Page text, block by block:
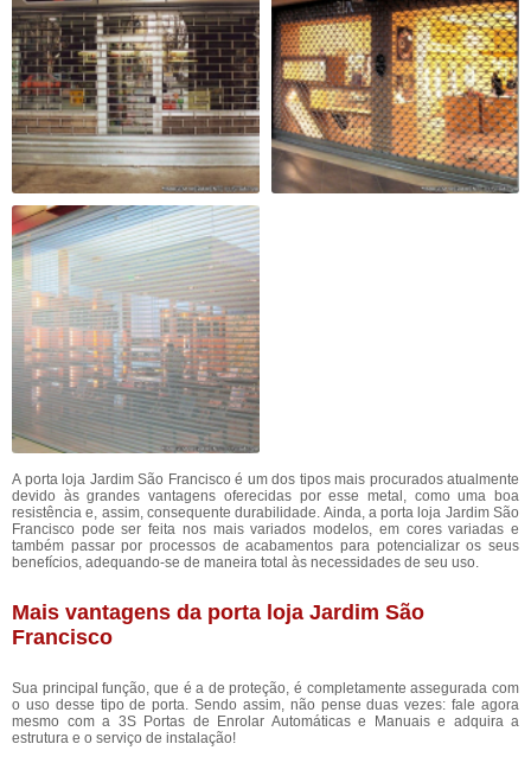
A porta loja Jardim São Francisco é um dos tipos mais procurados atualmente
devido às grandes vantagens oferecidas por esse metal, como uma boa
resistência e, assim, consequente durabilidade. Ainda, a porta loja Jardim São
Francisco pode ser feita nos mais variados modelos, em cores variadas e
também passar por processos de acabamentos para potencializar os seus
benefícios, adequando-se de maneira total às necessidades de seu uso.
Mais vantagens da porta loja Jardim São
Francisco
Sua principal função, que é a de proteção, é completamente assegurada com
o uso desse tipo de porta. Sendo assim, não pense duas vezes: fale agora
mesmo com a 3S Portas de Enrolar Automáticas e Manuais e adquira a
estrutura e o serviço de instalação!